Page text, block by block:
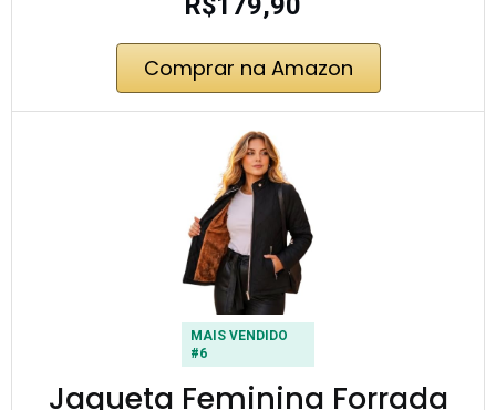
Comprar na Amazon
MAIS VENDIDO
#6
Jaqueta Feminina Forrada